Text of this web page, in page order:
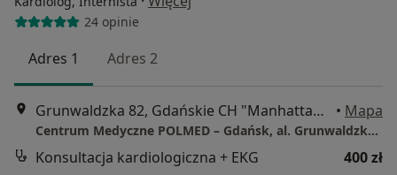
24 opinie
Adres 1 Adres 2
Grunwaldzka 82, Gdańskie CH "Manhattan", Gdańsk • Mapa
Centrum Medyczne POLMED – Gdańsk, al. Grunwaldzka 82
Konsultacja kardiologiczna + EKG
400 zł